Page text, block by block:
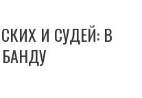
И СУДЕЙ: В